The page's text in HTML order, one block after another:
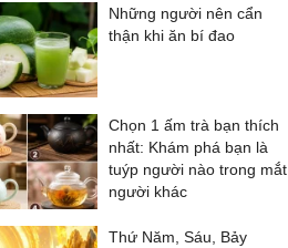
Những người nên cẩn
thận khi ăn bí đao
Chọn 1 ấm trà bạn thích
nhất: Khám phá bạn là
tuýp người nào trong mắt
người khác
Thứ Năm, Sáu, Bảy